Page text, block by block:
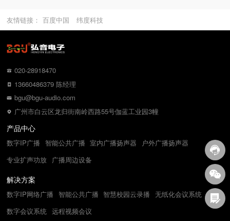
友情链接： 百度中国 纬度科技
020-28918470
13660486379 陈经理
bgu@bgu-audio.com
广州市白云区龙归街南岭西路55号伽蓝工业园3幢
产品中心
数字IP广播 智能公共广播 室内广播扬声器
户外广播扬声器
专业扩声功放
广播周边设备
解决方案
数字IP网络广播 智能公共广播 智慧校园云录播 无纸化会议系统
数字会议系统 远程视频会议